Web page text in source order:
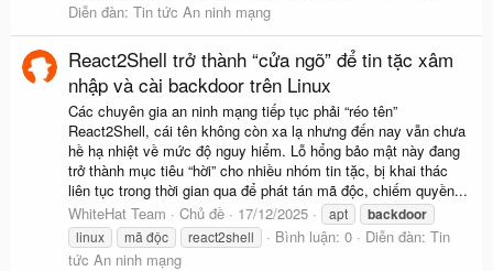
Diễn đàn: Tin tức An ninh mạng
React2Shell trở thành “cửa ngõ” để tin tặc xâm
nhập và cài backdoor trên Linux
Các chuyên gia an ninh mạng tiếp tục phải “réo tên”
React2Shell, cái tên không còn xa lạ nhưng đến nay vẫn chưa
hề hạ nhiệt về mức độ nguy hiểm. Lỗ hổng bảo mật này đang
trở thành mục tiêu “hời” cho nhiều nhóm tin tặc, bị khai thác
liên tục trong thời gian qua để phát tán mã độc, chiếm quyền...
WhiteHat Team
Chủ đề 17/12/2025 apt backdoor
linux mã độc react2shell Bình luận: 0 Diễn đàn: Tin
tức An ninh mạng